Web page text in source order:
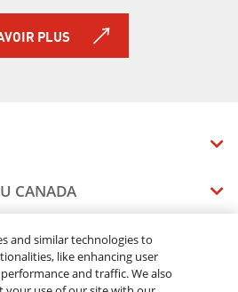
PLUS
VÉHICULE
CANADA
and similar technologies to
like enhancing user
and traffic. We also